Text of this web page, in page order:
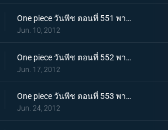
One piece วันพีช ตอนที่ 551 พากย์ไทย เริ่มศึกตัดสิน ณ ลานเกียวคอร์ด!
Jun. 10, 2012
One piece วันพีช ตอนที่ 552 พากย์ไทย คำสารภาพที่น่าตกใจ ความจริงเบื้องหลังการลอบสังหารโอโตฮิเมะ
Jun. 17, 2012
One piece วันพีช ตอนที่ 553 พากย์ไทย น้ำตาของชิราโฮชิ! ในที่สุดลูฟี่ก็ออกโรง
Jun. 24, 2012